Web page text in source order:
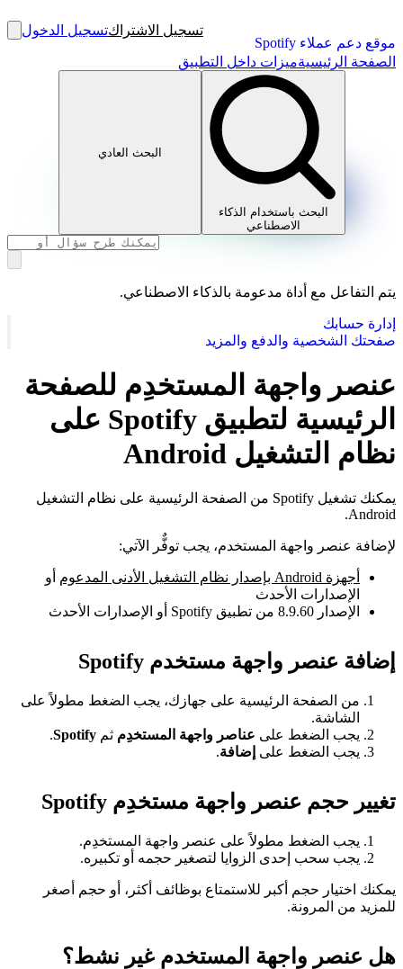
موقع دعم عملاء Spotify
تسجيل الاشتراكتسجيل الدخول
الصفحة الرئيسيةميزات داخل التطبيق
البحث باستخدام الذكاء
الاصطناعي
البحث العادي
يتم التفاعل مع أداة مدعومة بالذكاء الاصطناعي.
إدارة حسابك
صفحتك الشخصية والدفع والمزيد
عنصر واجهة المستخدِم للصفحة
الرئيسية لتطبيق Spotify على
نظام التشغيل Android
يمكنك تشغيل Spotify من الصفحة الرئيسية على نظام التشغيل
Android.
لإضافة عنصر واجهة المستخدم، يجب توفٌّر الآتي:
أجهزة Android بإصدار نظام التشغيل الأدنى المدعوم
أو
الإصدارات الأحدث
الإصدار 8.9.60 من تطبيق Spotify أو الإصدارات الأحدث
إضافة عنصر واجهة مستخدم Spotify
من الصفحة الرئيسية على جهازك، يجب الضغط مطولاً على
الشاشة.
يجب الضغط على عناصر واجهة المستخدِم ثم Spotify
.
يجب الضغط على إضافة.
تغيير حجم عنصر واجهة مستخدِم Spotify
يجب الضغط مطولاً على عنصر واجهة المستخدِم.
يجب سحب إحدى الزوايا لتصغير حجمه أو تكبيره.
يمكنك اختيار حجم أكبر للاستمتاع بوظائف أكثر، أو حجم أصغر
للمزيد من المرونة.
هل عنصر واجهة المستخدم غير نشط؟